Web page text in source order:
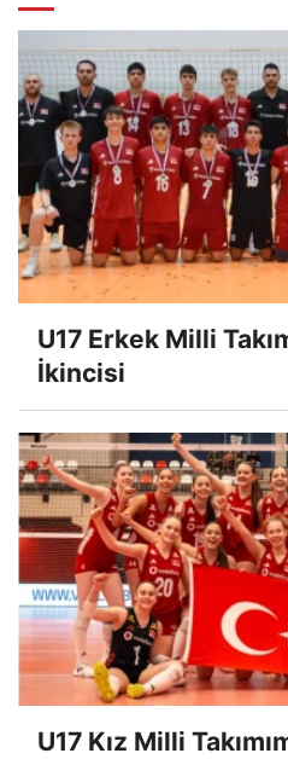
U17 Erkek Milli
İkincisi
U17 Kız Milli